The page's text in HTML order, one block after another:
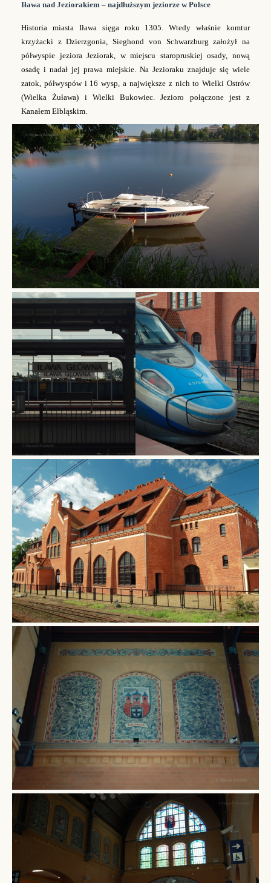
Iława nad Jeziorakiem – najdłuższym jeziorze w Polsce
Historia miasta Iława sięga roku 1305. Wtedy właśnie komtur
krzyżacki z Dzierzgonia, Sieghond von Schwarzburg założył na
półwyspie jeziora Jeziorak, w miejscu staropruskiej osady, nową
osadę i nadał jej prawa miejskie. Na Jezioraku znajduje się wiele
zatok, półwyspów i 16 wysp, a największe z nich to Wielki Ostrów
(Wielka Żuława) i Wielki Bukowiec. Jezioro połączone jest z
Kanałem Elbląskim.